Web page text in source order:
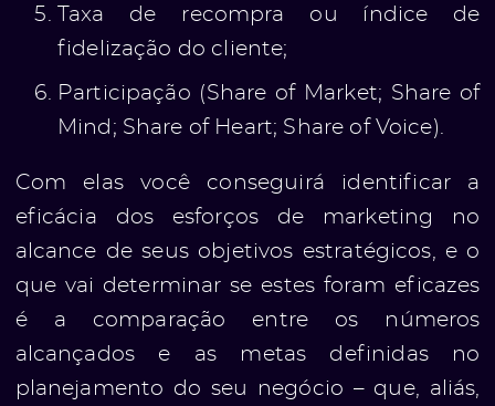
Taxa de recompra ou índice de
fidelização do cliente;
Participação (Share of Market; Share of
Mind; Share of Heart; Share of Voice).
Com elas você conseguirá identificar a
eficácia dos esforços de marketing no
alcance de seus objetivos estratégicos, e o
que vai determinar se estes foram eficazes
é a comparação entre os números
alcançados e as metas definidas no
planejamento do seu negócio – que, aliás,